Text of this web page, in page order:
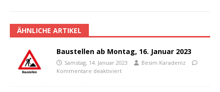
ÄHNLICHE ARTIKEL
Baustellen ab Montag, 16. Januar 2023
Samstag, 14. Januar 2023
Besim Karadeniz
Kommentare deaktiviert